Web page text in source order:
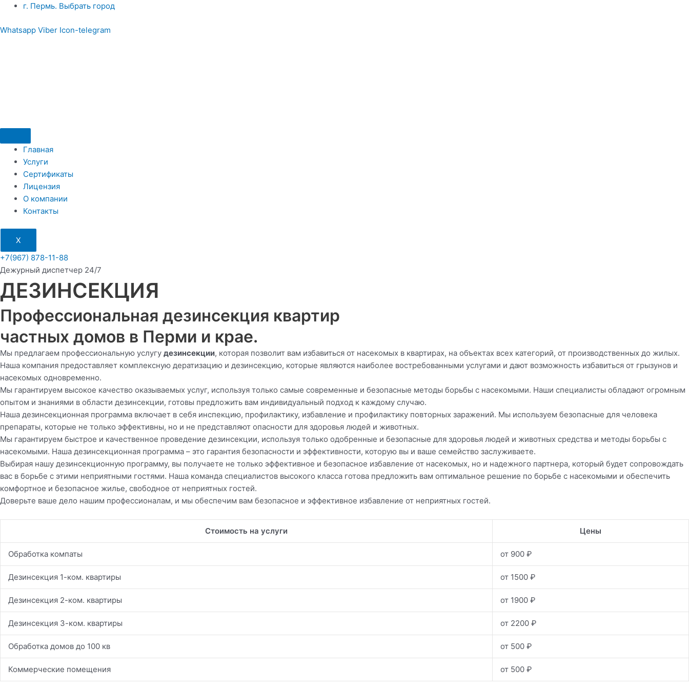
Перейти
содержимому
​г. Пермь. Выбрать город
Whatsapp Viber Icon-telegram
Главная
Услуги
Сертификаты
Лицензия
О компании
Контакты
X
+7(967) 878-11-88
Дежурный диспетчер 24/7
ДЕЗИНСЕКЦИЯ
Профессиональная дезинсекция квартир
частных домов в Перми и крае.
Мы предлагаем профессиональную услугу дезинсекции, которая позволит вам избавиться от насекомых в квартирах, на объектах всех категорий, от производственных до жилых.
Наша компания предоставляет комплексную дератизацию и дезинсекцию, которые являются наиболее востребованными услугами и дают возможность избавиться от грызунов и
насекомых одновременно.
Мы гарантируем высокое качество оказываемых услуг, используя только самые современные и безопасные методы борьбы с насекомыми. Наши специалисты обладают огромным
опытом и знаниями в области дезинсекции, готовы предложить вам индивидуальный подход к каждому случаю.
Наша дезинсекционная программа включает в себя инспекцию, профилактику, избавление и профилактику повторных заражений. Мы используем безопасные для человека
препараты, которые не только эффективны, но и не представляют опасности для здоровья людей и животных.
Мы гарантируем быстрое и качественное проведение дезинсекции, используя только одобренные и безопасные для здоровья людей и животных средства и методы борьбы с
насекомыми. Наша дезинсекционная программа – это гарантия безопасности и эффективности, которую вы и ваше семейство заслуживаете.
Выбирая нашу дезинсекционную программу, вы получаете не только эффективное и безопасное избавление от насекомых, но и надежного партнера, который будет сопровождать
вас в борьбе с этими неприятными гостями. Наша команда специалистов высокого класса готова предложить вам оптимальное решение по борьбе с насекомыми и обеспечить
комфортное и безопасное жилье, свободное от неприятных гостей.
Доверьте ваше дело нашим профессионалам, и мы обеспечим вам безопасное и эффективное избавление от неприятных гостей.
Стоимость на услуги Цены
Обработка компаты от 900 ₽
Дезинсекция 1-ком. квартиры от 1500 ₽
Дезинсекция 2-ком. квартиры от 1900 ₽
Дезинсекция 3-ком. квартиры от 2200 ₽
Обработка домов до 100 кв от 500 ₽
Коммерческие помещения от 500 ₽